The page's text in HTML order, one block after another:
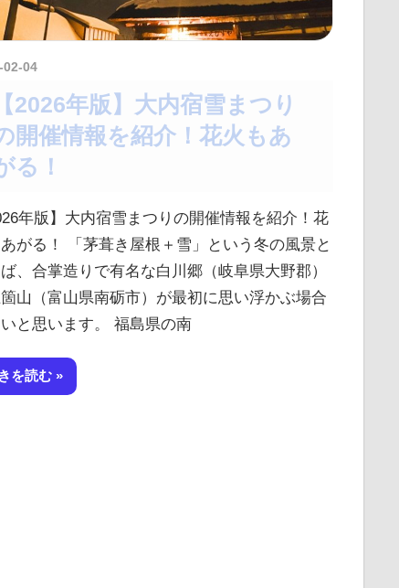
02-04kurosuke
【2026年版】大内宿雪まつり
開催情報を紹介！花火もあ
る！
年版】大内宿雪まつりの開催情報を紹介！花
がる！ 「茅葺き屋根＋雪」という冬の風景と
、合掌造りで有名な白川郷（岐阜県大野郡）
山（富山県南砺市）が最初に思い浮かぶ場合
と思います。 福島県の南
を読む